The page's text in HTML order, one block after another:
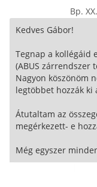
Bp.
Kedves Gábor!
Tegnap a kollégáid
(ABUS zárrendszer
Nagyon köszönöm
legtöbbet hozzák ki
Átutaltam az
megérkezett- e
Még egyszer